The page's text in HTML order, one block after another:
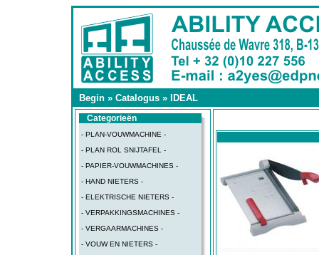
Begin » Catalogus » IDEAL
Categorieën
- PLAN-VOUWMACHINE -
- PLAN ROL SNIJTAFEL -
- PAPIER-VOUWMACHINES -
- HAND NIETERS -
- ELEKTRISCHE NIETERS -
- VERPAKKINGSMACHINES -
- VERGAARMACHINES -
- VOUW EN NIETERS -